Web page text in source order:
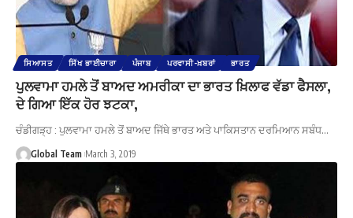
ਸਿਆਸਤ ਸਿੱਖ ਭਾਈਚਾਰਾ ਪੰਜਾਬ ਪਰਵਾਸੀ-ਖ਼ਬਰਾਂ ਭਾਰਤ
ਪੁਲਵਾਮਾ ਹਮਲੇ ਤੋਂ ਬਾਅਦ ਅਮਰੀਕਾ ਦਾ ਭਾਰਤ ਖ਼ਿਲਾਫ ਵੱਡਾ ਫੈਸਲਾ,
ਦੇ ਗਿਆ ਇੱਕ ਹੋਰ ਝਟਕਾ,
ਚੰਡੀਗੜ੍ਹ : ਪੁਲਵਾਮਾ ਹਮਲੇ ਤੋਂ ਬਾਅਦ ਜਿੱਥੇ ਭਾਰਤ ਅਤੇ ਪਾਕਿਸਤਾਨ ਦਰਮਿਆਨ ਸਬੰਧ…
Global Team March 3, 2019